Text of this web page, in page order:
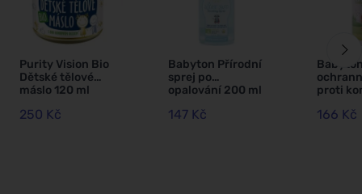
Purity Vision Bio
Dětské tělové
máslo 120 ml
250 Kč
Babyton Přírodní
sprej po
opalování 200 ml
147 Kč
proti
166 Kč